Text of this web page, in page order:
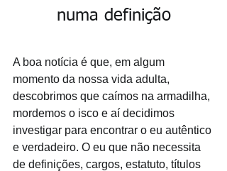
numa definição
A boa notícia é que, em algum
momento da nossa vida adulta,
descobrimos que caímos na armadilha,
mordemos o isco e aí decidimos
investigar para encontrar o eu autêntico
e verdadeiro. O eu que não necessita
de definições, cargos, estatuto, títulos